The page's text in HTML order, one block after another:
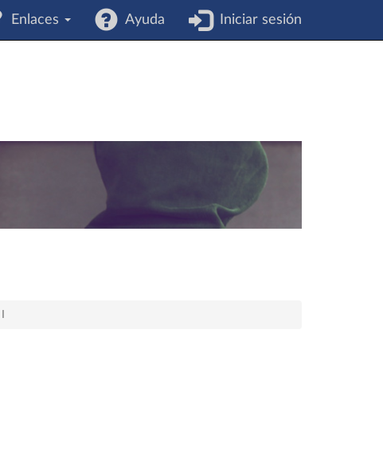
Enlaces Ayuda Iniciar sesión